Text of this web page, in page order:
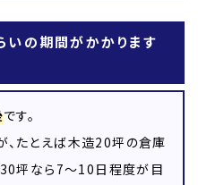
いの期間がかかります
です。
、たとえば木造20坪の倉庫
坪なら7〜10日程度が目